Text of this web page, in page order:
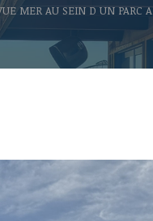
BUDGET
MER AU SEIN D UN PARC